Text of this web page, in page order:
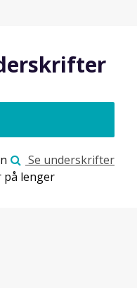
Se underskrifter
på lenger